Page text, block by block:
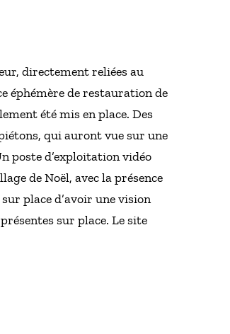
directement reliées au
éphémère de restauration de
été mis en place. Des
qui auront vue sur une
poste d’exploitation vidéo
de Noël, avec la présence
place d’avoir une vision
sur place. Le site